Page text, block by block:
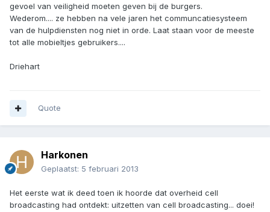
gevoel van veiligheid moeten geven bij de burgers.
Wederom.... ze hebben na vele jaren het communcatiesysteem
van de hulpdiensten nog niet in orde. Laat staan voor de meeste
tot alle mobieltjes gebruikers....
Driehart
Quote
Harkonen
Geplaatst: 5 februari 2013
Het eerste wat ik deed toen ik hoorde dat overheid cell
broadcasting had ontdekt: uitzetten van cell broadcasting... doei!